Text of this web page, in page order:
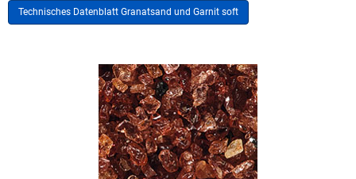
Technisches Datenblatt Granatsand und Garnit soft